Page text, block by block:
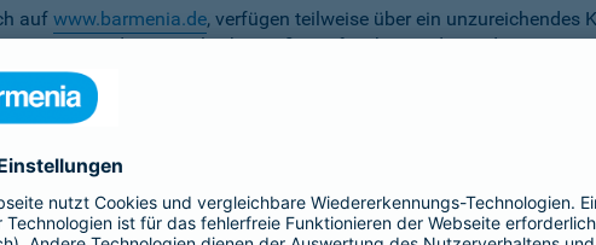
auf www.barmenia.de, verfügen teilweise über ein unzureichendes
und Nutzer gleichermaßen erfassbar sind. Um dem
zu stellen.
Untertitel noch Audiodeskriptionen, was ihre Zugänglichkeit
der zu versichernden Tage momentan nicht per
ist das Kontrastverhältnis zwischen Schrift und